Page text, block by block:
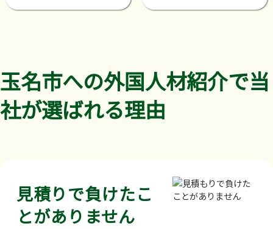
玉名市への外国人材紹介で当
社が選ばれる理由
見積りで負けたこ
とがありません